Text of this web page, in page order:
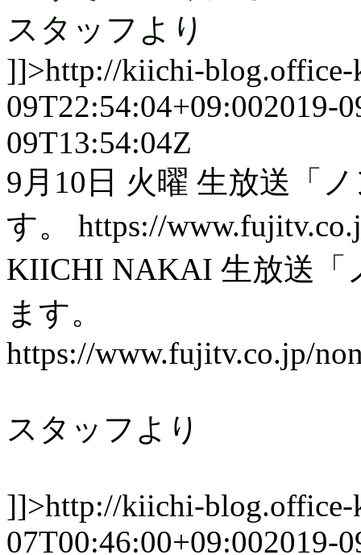
スタッフより
]]>http://kiichi-blog.office-
09T22:54:04+09:002019-
09T13:54:04Z
9月10日 火曜 生放送「
す。 https://
KIICHI NAKAI 生放送「
ます。
https://www.fujitv.co.jp/
スタッフより
]]>http://kiichi-blog.office-
07T00:46:00+09:002019-